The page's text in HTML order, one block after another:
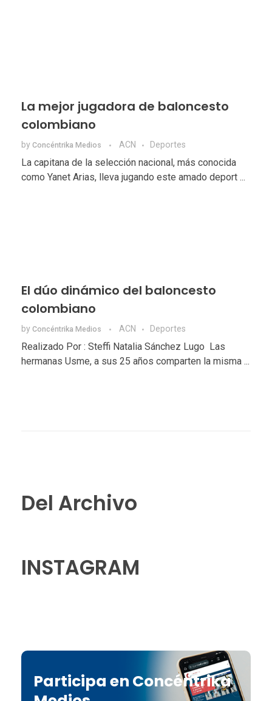
La mejor jugadora de baloncesto
colombiano
by Concéntrika Medios ACN Deportes
La capitana de la selección nacional, más conocida
como Yanet Arias, lleva jugando este amado deport ...
El dúo dinámico del baloncesto
colombiano
by Concéntrika Medios ACN Deportes
Realizado Por : Steffi Natalia Sánchez Lugo Las
hermanas Usme, a sus 25 años comparten la misma ...
Del Archivo
INSTAGRAM
Participa en Concéntrika